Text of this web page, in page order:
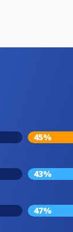
45%
43%
47%